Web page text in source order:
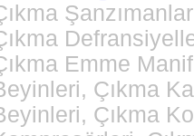
Emme
Çıkma
Çıkma